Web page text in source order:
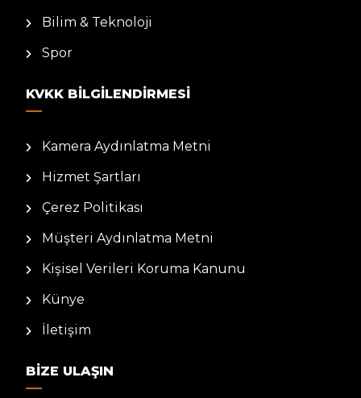
Bilim & Teknoloji
Spor
KVKK BILGILENDIRMESI
Kamera Aydınlatma Metni
Hizmet Şartları
Çerez Politikası
Müşteri Aydınlatma Metni
Kişisel Verileri Koruma Kanunu
Künye
İletişim
BIZE ULAŞIN